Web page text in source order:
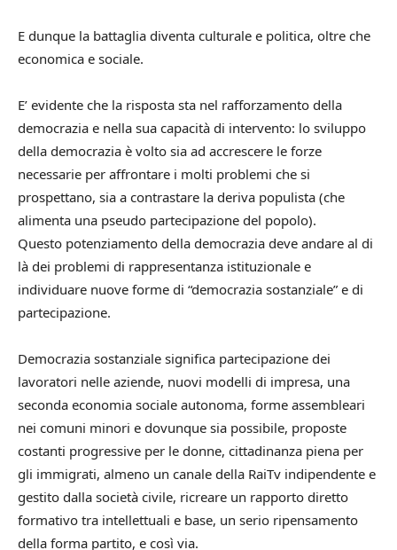
E dunque la battaglia diventa culturale e politica, oltre che
economica e sociale.
E’ evidente che la risposta sta nel rafforzamento della
democrazia e nella sua capacità di intervento: lo sviluppo
della democrazia è volto sia ad accrescere le forze
necessarie per affrontare i molti problemi che si
prospettano, sia a contrastare la deriva populista (che
alimenta una pseudo partecipazione del popolo).
Questo potenziamento della democrazia deve andare al di
là dei problemi di rappresentanza istituzionale e
individuare nuove forme di “democrazia sostanziale” e di
partecipazione.
Democrazia sostanziale significa partecipazione dei
lavoratori nelle aziende, nuovi modelli di impresa, una
seconda economia sociale autonoma, forme assembleari
nei comuni minori e dovunque sia possibile, proposte
costanti progressive per le donne, cittadinanza piena per
gli immigrati, almeno un canale della RaiTv indipendente e
gestito dalla società civile, ricreare un rapporto diretto
formativo tra intellettuali e base, un serio ripensamento
della forma partito, e così via.